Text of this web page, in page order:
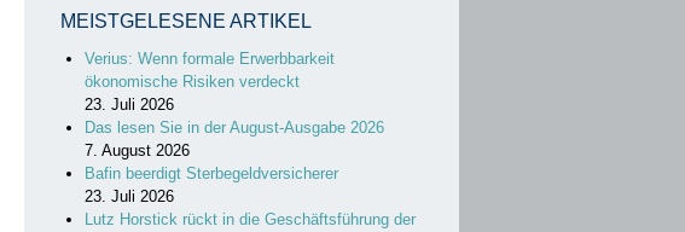
MEISTGELESENE ARTIKEL
Verius: Wenn formale Erwerbbarkeit
ökonomische Risiken verdeckt
23. Juli 2026
Das lesen Sie in der August-Ausgabe 2026
7. August 2026
Bafin beerdigt Sterbegeldversicherer
23. Juli 2026
Lutz Horstick rückt in die Geschäftsführung der